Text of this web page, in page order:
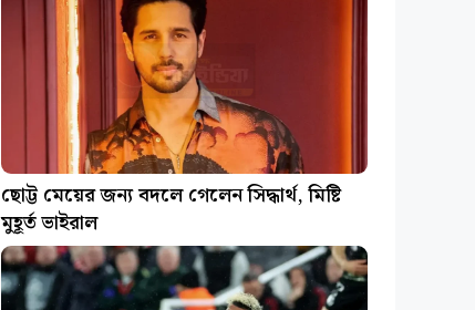
ছোট্ট মেয়ের জন্য বদলে গেলেন সিদ্ধার্থ, মিষ্টি
মুহূর্ত ভাইরাল